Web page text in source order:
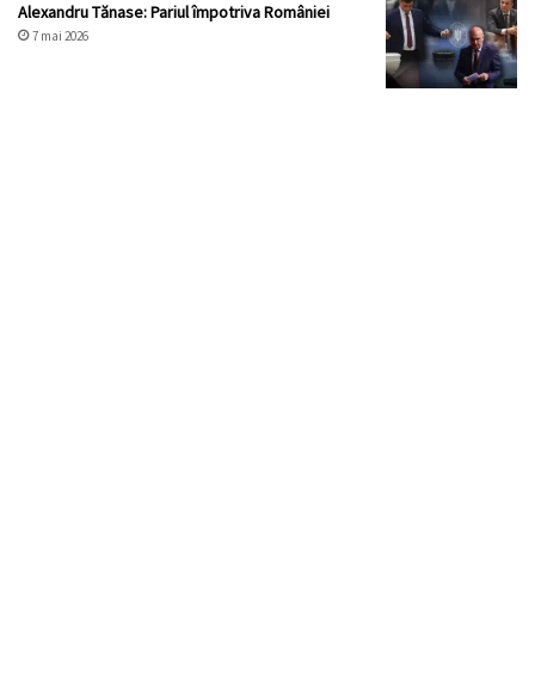
Alexandru Tănase: Pariul împotriva României
7 mai 2026